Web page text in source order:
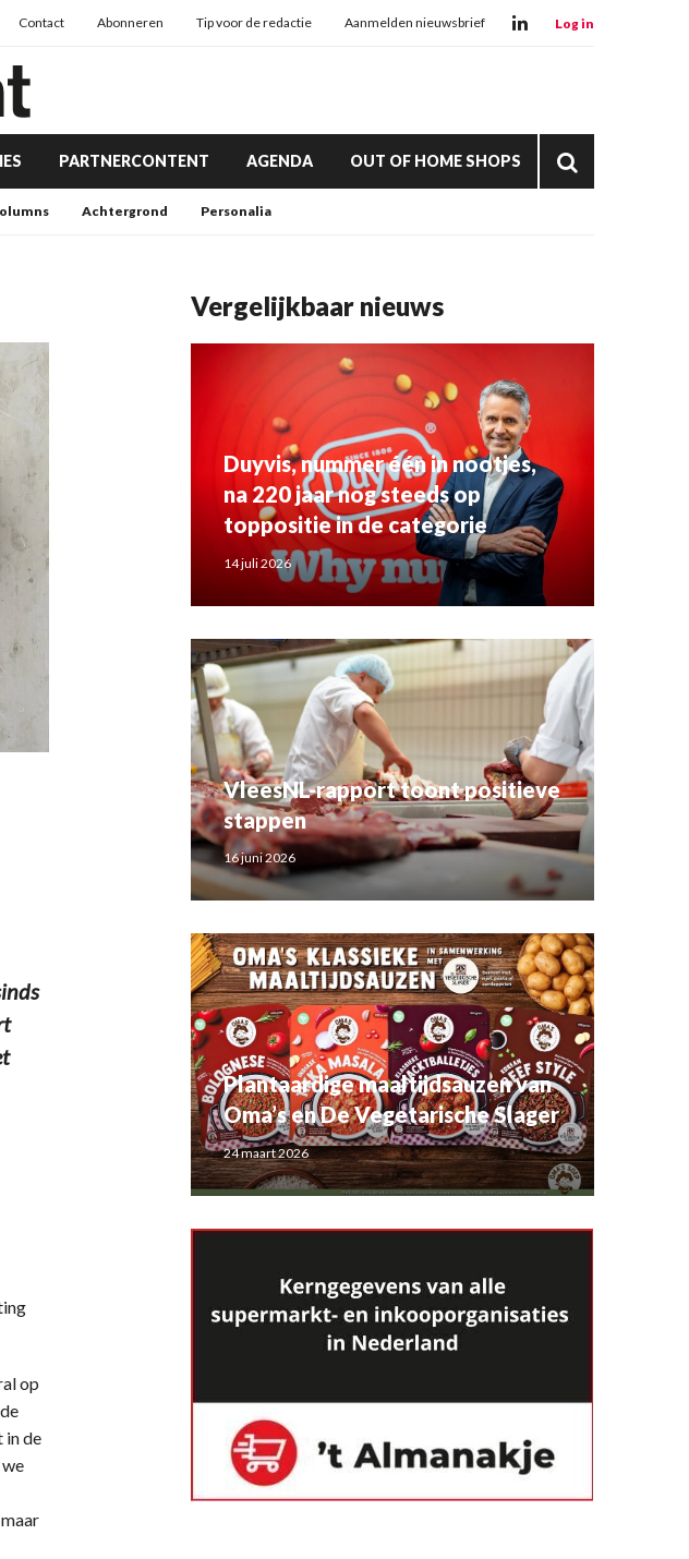
Contact Abonneren Tip voor de redactie Aanmelden nieuwsbrief Log in
PARTNERCONTENT AGENDA OUT OF HOME SHOPS
Achtergrond Personalia
op
in de
Vergelijkbaar nieuws
Duyvis, nummer één in nootjes,
na 220 jaar nog steeds op
toppositie in de categorie
14 juli 2026
VleesNL-rapport toont positieve
stappen
16 juni 2026
Plantaardige maaltijdsauzen van
Oma’s en De Vegetarische Slager
24 maart 2026